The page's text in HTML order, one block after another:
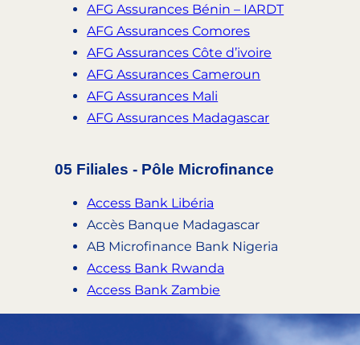
AFG Assurances Bénin – IARDT
AFG Assurances Comores
AFG Assurances Côte d’ivoire
AFG Assurances Cameroun
AFG Assurances Mali
AFG Assurances Madagascar
05 Filiales - Pôle Microfinance
Access Bank Libéria
Accès Banque Madagascar
AB Microfinance Bank Nigeria
Access Bank Rwanda
Access Bank Zambie